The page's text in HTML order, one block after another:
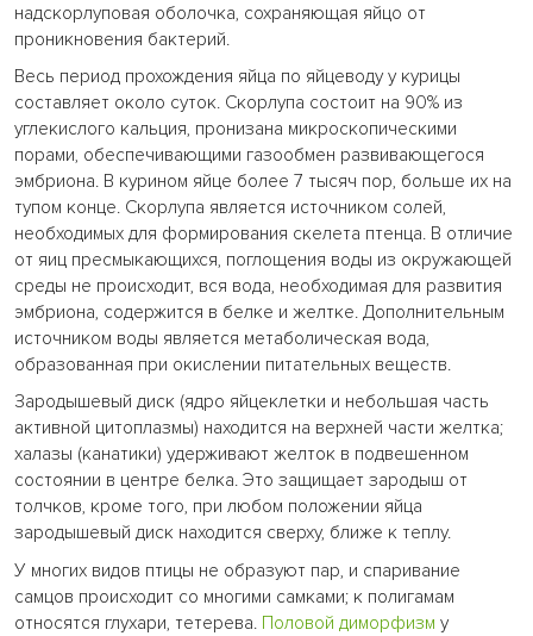
надскорлуповая оболочка, сохраняющая яйцо от
проникновения бактерий.
Весь период прохождения яйца по яйцеводу у курицы
составляет около суток. Скорлупа состоит на 90% из
углекислого кальция, пронизана микроскопическими
порами, обеспечивающими газообмен развивающегося
эмбриона. В курином яйце более 7 тысяч пор, больше их на
тупом конце. Скорлупа является источником солей,
необходимых для формирования скелета птенца. В отличие
от яиц пресмыкающихся, поглощения воды из окружающей
среды не происходит, вся вода, необходимая для развития
эмбриона, содержится в белке и желтке. Дополнительным
источником воды является метаболическая вода,
образованная при окислении питательных веществ.
Зародышевый диск (ядро яйцеклетки и небольшая часть
активной цитоплазмы) находится на верхней части желтка;
халазы (канатики) удерживают желток в подвешенном
состоянии в центре белка. Это защищает зародыш от
толчков, кроме того, при любом положении яйца
зародышевый диск находится сверху, ближе к теплу.
У многих видов птицы не образуют пар, и спаривание
самцов происходит со многими самками; к полигамам
относятся глухари, тетерева. Половой диморфизм у